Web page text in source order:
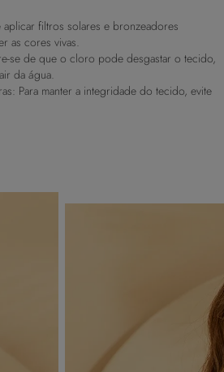
aplicar filtros solares e bronzeadores
as cores vivas.
se de que o cloro pode desgastar o tecido,
da água.
Para manter a integridade do tecido, evite
rugosas.